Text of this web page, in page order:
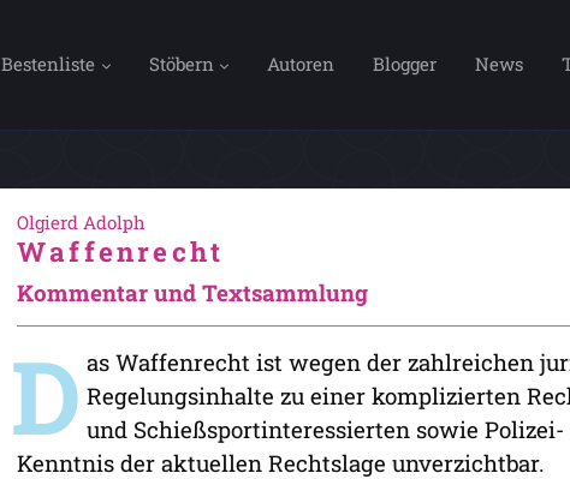
Bestenliste Stöbern Autoren Blogger News
Olgierd Adolph
Waffenrecht
Kommentar und Textsammlung
D as Waffenrecht ist wegen der zahlreichen
Regelungsinhalte zu einer komplizierten
und Schießsportinteressierten sowie
Kenntnis der aktuellen Rechtslage unverzichtbar.